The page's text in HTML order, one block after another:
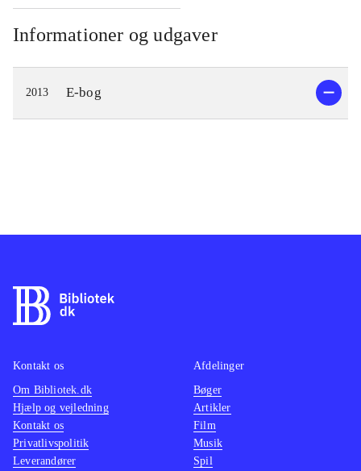
Informationer og udgaver
2013 E-bog
Kontakt os
Om Bibliotek.dk
Hjælp og vejledning
Kontakt os
Privatlivspolitik
Leverandører
Afdelinger
Bøger
Artikler
Film
Musik
Spil